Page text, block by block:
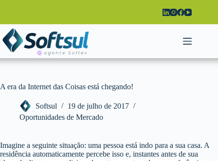
conteúdo
A era da Internet das Coisas está chegando!
Softsul
19 de julho de 2017
Oportunidades de Mercado
Imagine a seguinte situação: uma pessoa está indo para a sua casa. A
residência automaticamente percebe isso e, instantes antes de sua